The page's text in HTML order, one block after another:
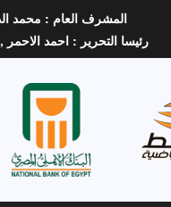
المشرف العام : محمد
رئيسا التحرير : احمد الاحمر ,